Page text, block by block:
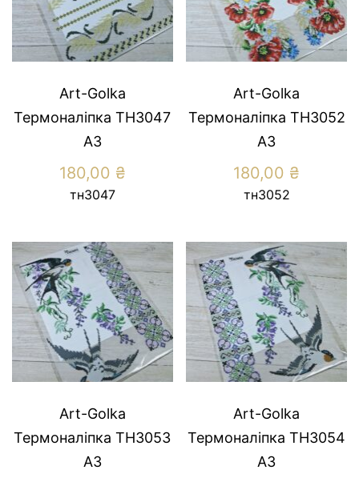
Art-Golka
Термоналіпка ТН3047
А3
180,00 ₴
тн3047
Art-Golka
Термоналіпка ТН3052
А3
180,00 ₴
тн3052
Art-Golka
Термоналіпка ТН3053
А3
Art-Golka
Термоналіпка ТН3054
А3